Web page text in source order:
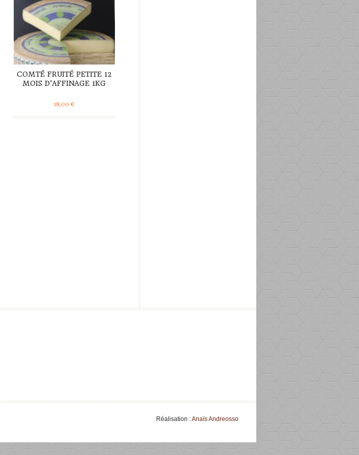
COMTÉ FRUITÉ PETITE 12
MOIS D’AFFINAGE 1KG
18,00 €
Réalisation :Anaïs Andreosso